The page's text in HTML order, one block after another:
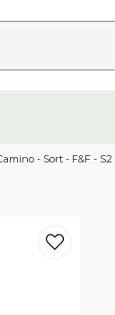
- Sort - F&F - S2